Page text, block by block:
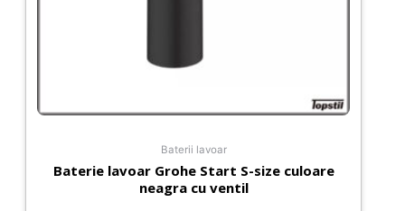
Baterii lavoar
Baterie lavoar Grohe Start S-size culoare
neagra cu ventil